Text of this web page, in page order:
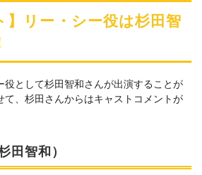
】リー・シー役は杉田智
役として杉田智和さんが出演することが
て、杉田さんからはキャストコメントが
田智和）